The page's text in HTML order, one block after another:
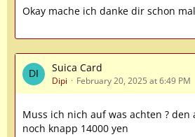
Okay mache ich danke dir schon
Suica Card
Dipi February 20, 2025 at 6:49 PM
Muss ich nich auf was achten ?
noch knapp 14000 yen